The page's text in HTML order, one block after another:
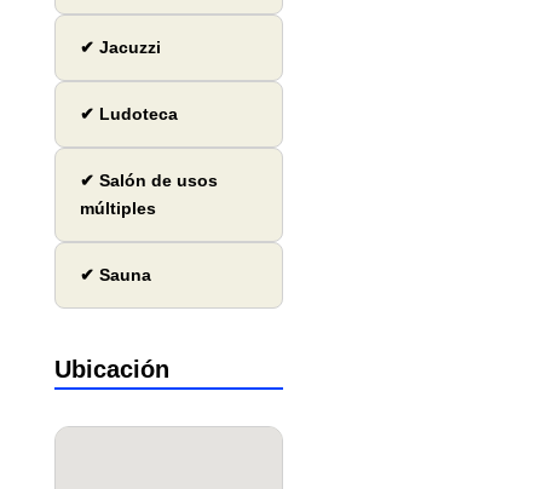
✔ Jacuzzi
✔ Ludoteca
✔ Salón de usos
múltiples
✔ Sauna
Ubicación